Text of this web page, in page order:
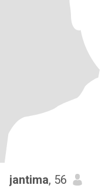
jantima, 56